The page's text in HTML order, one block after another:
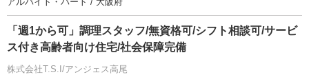
「週1から可」調理スタッフ/無資格可/シフト相談可/サービ
ス付き高齢者向け住宅/社会保障完備
株式会社T.S.I/アンジェス高尾